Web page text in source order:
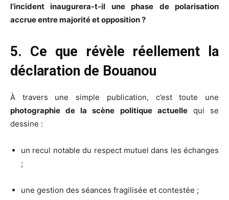
l’incident inaugurera-t-il une phase de polarisation
accrue entre majorité et opposition ?
5. Ce que révèle réellement la
déclaration de Bouanou
À travers une simple publication, c’est toute une
photographie de la scène politique actuellequi se
dessine :
un recul notable du respect mutuel dans les échanges
;
une gestion des séances fragilisée et contestée ;